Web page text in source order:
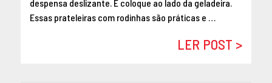
JULHO 2015
despensa deslizante. E coloque ao lado da geladeira.
Essas prateleiras com rodinhas são práticas e …
LER POST >